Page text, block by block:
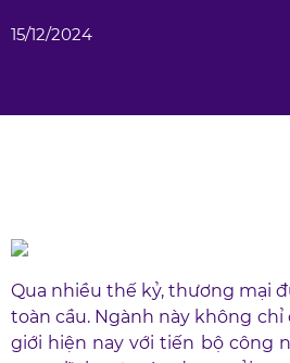
15/12/2024
Qua nhiều thế kỷ, thương mại
toàn cầu. Ngành này không
giới hiện nay với tiến bộ công